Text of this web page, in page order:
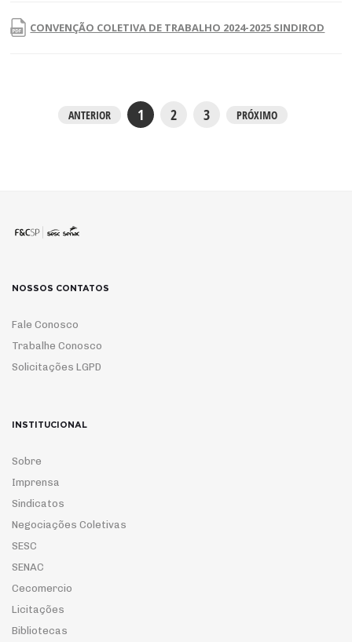
CONVENÇÃO COLETIVA DE TRABALHO 2024-2025 SINDIROD
ANTERIOR 1 2 3 PRÓXIMO
NOSSOS CONTATOS
Fale Conosco
Trabalhe Conosco
Solicitações LGPD
INSTITUCIONAL
Sobre
Imprensa
Sindicatos
Negociações Coletivas
SESC
SENAC
Cecomercio
Licitações
Bibliotecas